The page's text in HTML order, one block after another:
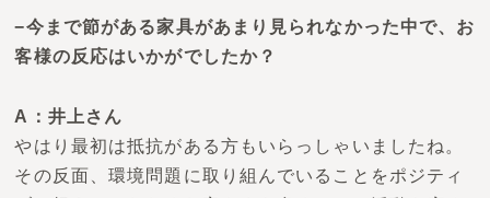
−今まで節がある家具があまり見られなかった中で、お
客様の反応はいかがでしたか？
A：井上さん
やはり最初は抵抗がある方もいらっしゃいましたね。
その反面、環境問題に取り組んでいることをポジティ